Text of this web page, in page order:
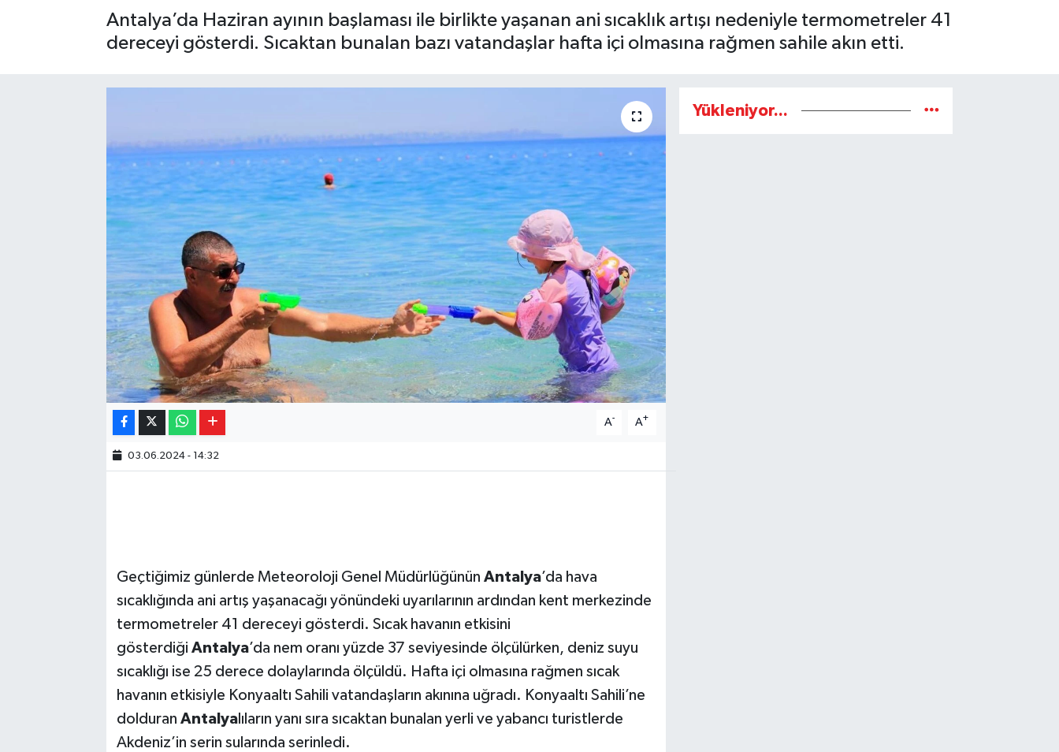
Antalya’da Haziran ayının başlaması ile birlikte yaşanan ani sıcaklık artışı nedeniyle termometreler 41
dereceyi gösterdi. Sıcaktan bunalan bazı vatandaşlar hafta içi olmasına rağmen sahile akın etti.
A- A+
03.06.2024 - 14:32
Geçtiğimiz günlerde Meteoroloji Genel Müdürlüğünün Antalya’da hava
sıcaklığında ani artış yaşanacağı yönündeki uyarılarının ardından kent merkezinde
termometreler 41 dereceyi gösterdi. Sıcak havanın etkisini
gösterdiği Antalya’da nem oranı yüzde 37 seviyesinde ölçülürken, deniz suyu
sıcaklığı ise 25 derece dolaylarında ölçüldü. Hafta içi olmasına rağmen sıcak
havanın etkisiyle Konyaaltı Sahili vatandaşların akınına uğradı. Konyaaltı Sahili’ne
dolduran Antalyalıların yanı sıra sıcaktan bunalan yerli ve yabancı turistlerde
Akdeniz’in serin sularında serinledi.
Yükleniyor...
Gizlilik İlkeleri - Privacy Policy